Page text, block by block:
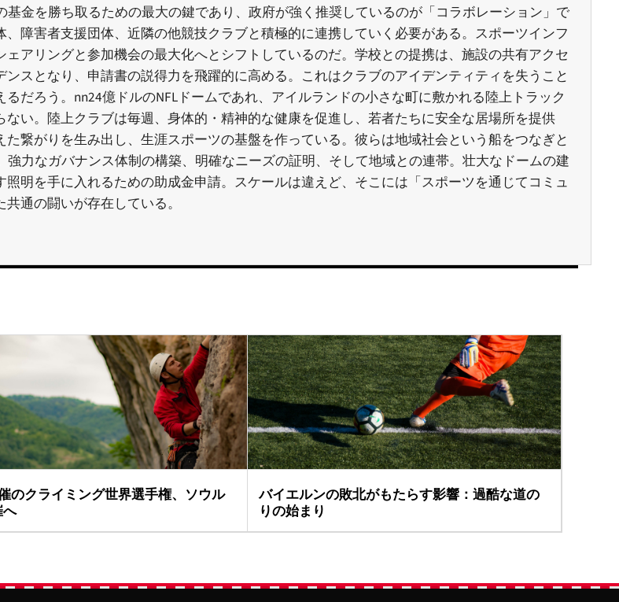
金を勝ち取るための最大の鍵であり、政府が強く推奨しているのが「コラボレーション」で
障害者支援団体、近隣の他競技クラブと積極的に連携していく必要がある。スポーツインフ
アリングと参加機会の最大化へとシフトしているのだ。学校との提携は、施設の共有アクセ
スとなり、申請書の説得力を飛躍的に高める。これはクラブのアイデンティティを失うこと
だろう。nn24億ドルのNFLドームであれ、アイルランドの小さな町に敷かれる陸上トラック
い。陸上クラブは毎週、身体的・精神的な健康を促進し、若者たちに安全な居場所を提供
繋がりを生み出し、生涯スポーツの基盤を作っている。彼らは地域社会という船をつなぎと
力なガバナンス体制の構築、明確なニーズの証明、そして地域との連帯。壮大なドームの建
明を手に入れるための助成金申請。スケールは違えど、そこには「スポーツを通じてコミュ
通の闘いが存在している。
のクライミング世界選手権、ソウル
へ
バイエルンの敗北がもたらす影響：過酷な道の
りの始まり